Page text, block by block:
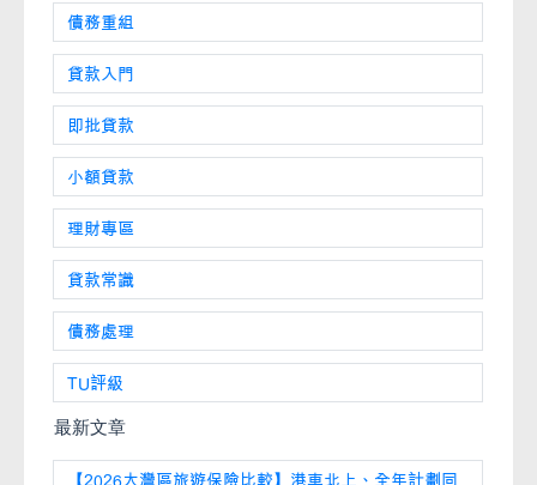
債務重組
貸款入門
即批貸款
小額貸款
理財專區
貸款常識
債務處理
TU評級
最新文章
【2026大灣區旅遊保險比較】港車北上、全年計劃同